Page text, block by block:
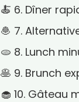
🍝 6. Dîner
🧆 7.
🫓 8. Lunch
🥞 9. Brunch
🧁 10. Gâteau